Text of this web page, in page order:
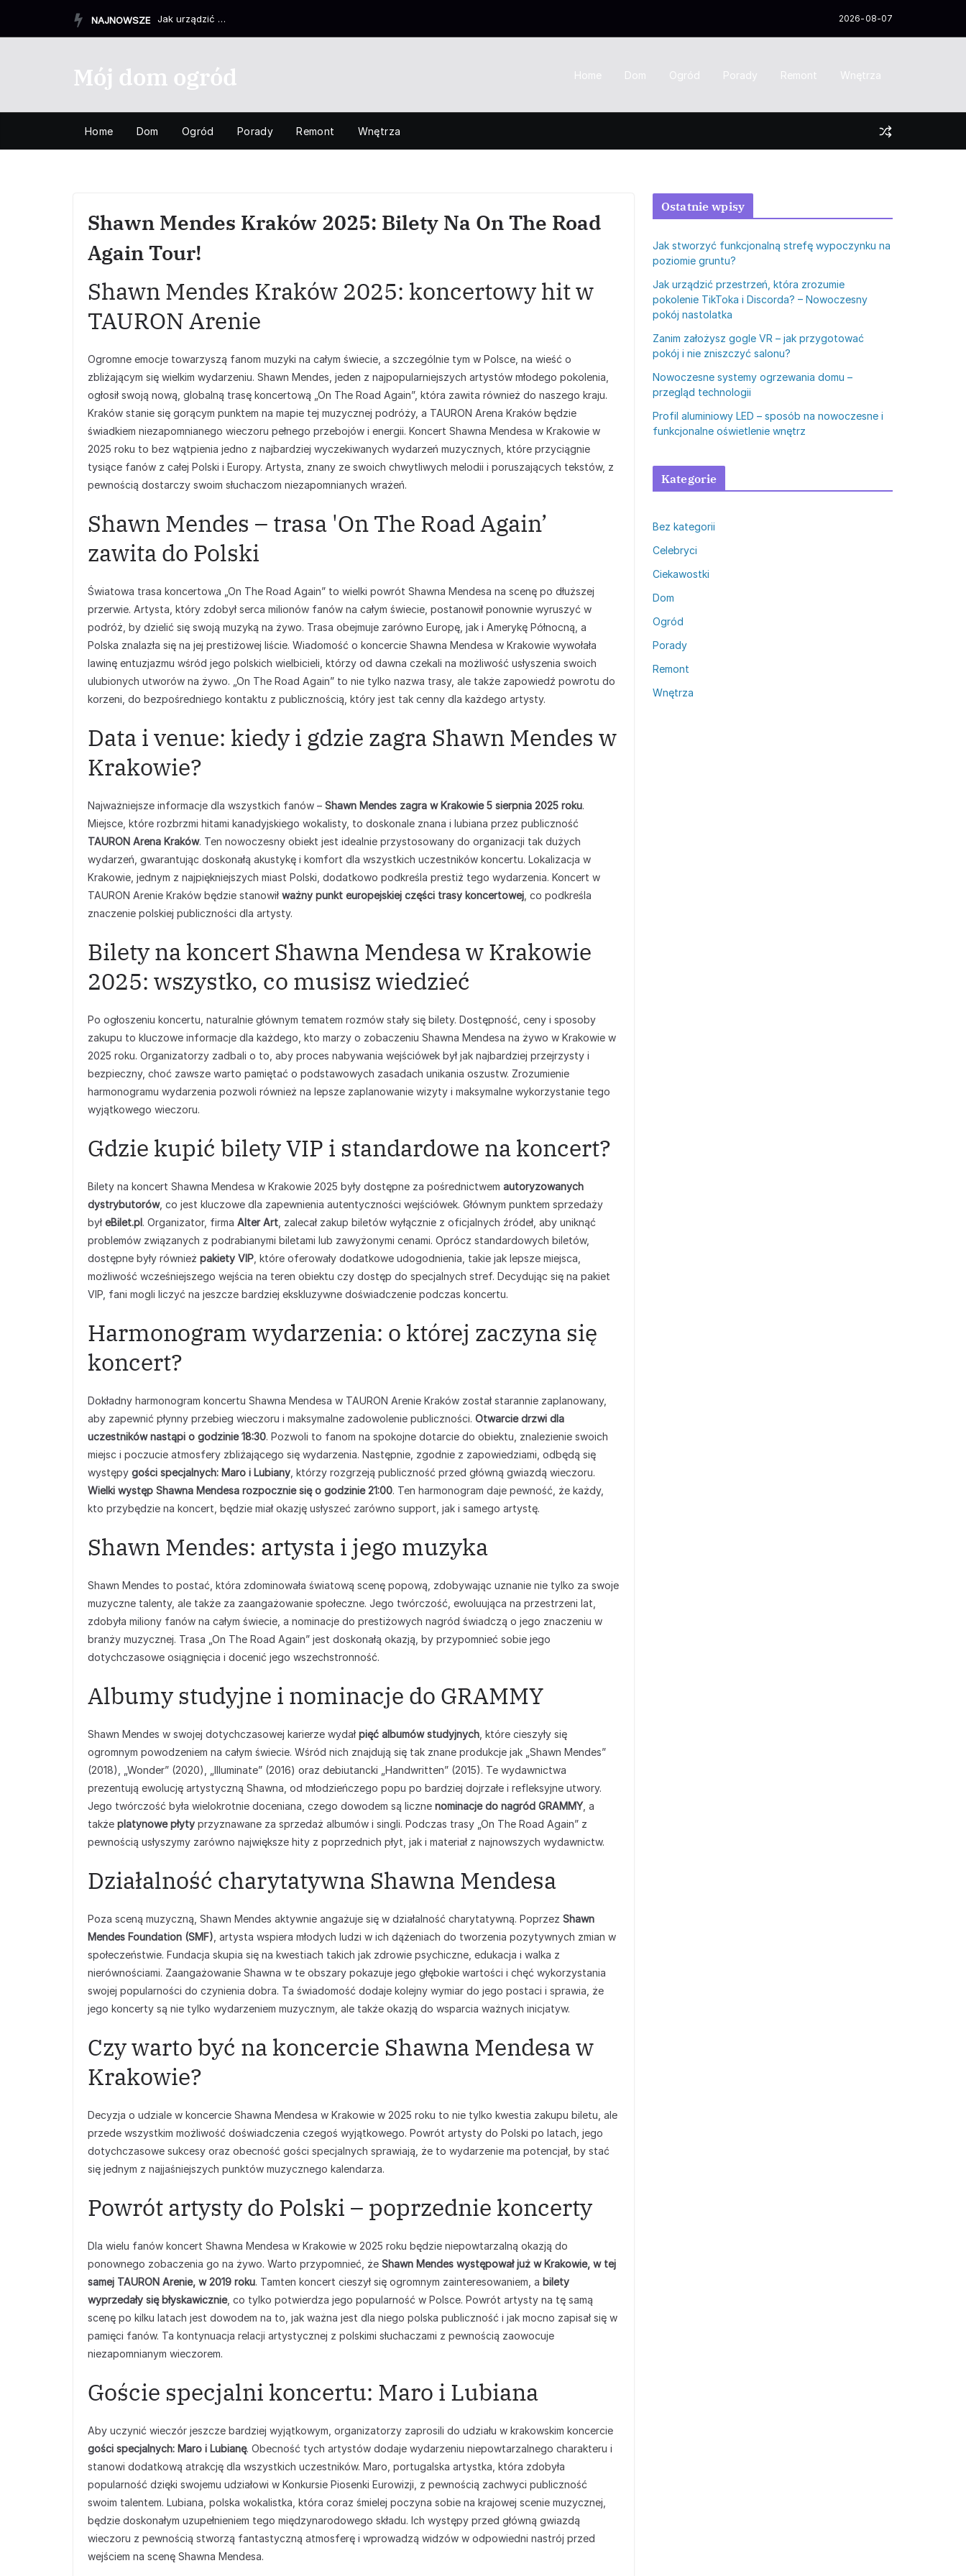
NAJNOWSZE Jak urządzić przestrzeń, która zrozumie pokolenie TikTok... 2026-08-07
Mój dom ogród Home Dom Ogród Porady Remont Wnętrza
Home Dom Ogród Porady Remont Wnętrza
Shawn Mendes Kraków 2025: Bilety Na On The Road
Again Tour!
Shawn Mendes Kraków 2025: koncertowy hit w
TAURON Arenie
Ogromne emocje towarzyszą fanom muzyki na całym świecie, a szczególnie tym w Polsce, na wieść o
zbliżającym się wielkim wydarzeniu. Shawn Mendes, jeden z najpopularniejszych artystów młodego pokolenia,
ogłosił swoją nową, globalną trasę koncertową „On The Road Again”, która zawita również do naszego kraju.
Kraków stanie się gorącym punktem na mapie tej muzycznej podróży, a TAURON Arena Kraków będzie
świadkiem niezapomnianego wieczoru pełnego przebojów i energii. Koncert Shawna Mendesa w Krakowie w
2025 roku to bez wątpienia jedno z najbardziej wyczekiwanych wydarzeń muzycznych, które przyciągnie
tysiące fanów z całej Polski i Europy. Artysta, znany ze swoich chwytliwych melodii i poruszających tekstów, z
pewnością dostarczy swoim słuchaczom niezapomnianych wrażeń.
Shawn Mendes – trasa 'On The Road Again’
zawita do Polski
Światowa trasa koncertowa „On The Road Again” to wielki powrót Shawna Mendesa na scenę po dłuższej
przerwie. Artysta, który zdobył serca milionów fanów na całym świecie, postanowił ponownie wyruszyć w
podróż, by dzielić się swoją muzyką na żywo. Trasa obejmuje zarówno Europę, jak i Amerykę Północną, a
Polska znalazła się na jej prestiżowej liście. Wiadomość o koncercie Shawna Mendesa w Krakowie wywołała
lawinę entuzjazmu wśród jego polskich wielbicieli, którzy od dawna czekali na możliwość usłyszenia swoich
ulubionych utworów na żywo. „On The Road Again” to nie tylko nazwa trasy, ale także zapowiedź powrotu do
korzeni, do bezpośredniego kontaktu z publicznością, który jest tak cenny dla każdego artysty.
Data i venue: kiedy i gdzie zagra Shawn Mendes w
Krakowie?
Najważniejsze informacje dla wszystkich fanów – Shawn Mendes zagra w Krakowie 5 sierpnia 2025 roku.
Miejsce, które rozbrzmi hitami kanadyjskiego wokalisty, to doskonale znana i lubiana przez publiczność
TAURON Arena Kraków. Ten nowoczesny obiekt jest idealnie przystosowany do organizacji tak dużych
wydarzeń, gwarantując doskonałą akustykę i komfort dla wszystkich uczestników koncertu. Lokalizacja w
Krakowie, jednym z najpiękniejszych miast Polski, dodatkowo podkreśla prestiż tego wydarzenia. Koncert w
TAURON Arenie Kraków będzie stanowiłważny punkt europejskiej części trasy koncertowej , co podkreśla
znaczenie polskiej publiczności dla artysty.
Bilety na koncert Shawna Mendesa w Krakowie
2025: wszystko, co musisz wiedzieć
Po ogłoszeniu koncertu, naturalnie głównym tematem rozmów stały się bilety. Dostępność, ceny i sposoby
zakupu to kluczowe informacje dla każdego, kto marzy o zobaczeniu Shawna Mendesa na żywo w Krakowie w
2025 roku. Organizatorzy zadbali o to, aby proces nabywania wejściówek był jak najbardziej przejrzysty i
bezpieczny, choć zawsze warto pamiętać o podstawowych zasadach unikania oszustw. Zrozumienie
harmonogramu wydarzenia pozwoli również na lepsze zaplanowanie wizyty i maksymalne wykorzystanie tego
wyjątkowego wieczoru.
Gdzie kupić bilety VIP i standardowe na koncert?
Bilety na koncert Shawna Mendesa w Krakowie 2025 były dostępne za pośrednictwem autoryzowanych
dystrybutorów, co jest kluczowe dla zapewnienia autentyczności wejściówek. Głównym punktem sprzedaży
byłeBilet.pl. Organizator, firma Alter Art , zalecał zakup biletów wyłącznie z oficjalnych źródeł, aby uniknąć
problemów związanych z podrabianymi biletami lub zawyżonymi cenami. Oprócz standardowych biletów,
dostępne były również pakiety VIP , które oferowały dodatkowe udogodnienia, takie jak lepsze miejsca,
możliwość wcześniejszego wejścia na teren obiektu czy dostęp do specjalnych stref. Decydując się na pakiet
VIP, fani mogli liczyć na jeszcze bardziej ekskluzywne doświadczenie podczas koncertu.
Harmonogram wydarzenia: o której zaczyna się
koncert?
Dokładny harmonogram koncertu Shawna Mendesa w TAURON Arenie Kraków został starannie zaplanowany,
aby zapewnić płynny przebieg wieczoru i maksymalne zadowolenie publiczności. Otwarcie drzwi dla
uczestników nastąpi o godzinie 18:30. Pozwoli to fanom na spokojne dotarcie do obiektu, znalezienie swoich
miejsc i poczucie atmosfery zbliżającego się wydarzenia. Następnie, zgodnie z zapowiedziami, odbędą się
występy gości specjalnych: Maro i Lubiany , którzy rozgrzeją publiczność przed główną gwiazdą wieczoru.
Wielki występ Shawna Mendesa rozpocznie się o godzinie 21:00. Ten harmonogram daje pewność, że każdy,
kto przybędzie na koncert, będzie miał okazję usłyszeć zarówno support, jak i samego artystę.
Shawn Mendes: artysta i jego muzyka
Shawn Mendes to postać, która zdominowała światową scenę popową, zdobywając uznanie nie tylko za swoje
muzyczne talenty, ale także za zaangażowanie społeczne. Jego twórczość, ewoluująca na przestrzeni lat,
zdobyła miliony fanów na całym świecie, a nominacje do prestiżowych nagród świadczą o jego znaczeniu w
branży muzycznej. Trasa „On The Road Again” jest doskonałą okazją, by przypomnieć sobie jego
dotychczasowe osiągnięcia i docenić jego wszechstronność.
Albumy studyjne i nominacje do GRAMMY
Shawn Mendes w swojej dotychczasowej karierze wydałpięć albumów studyjnych , które cieszyły się
ogromnym powodzeniem na całym świecie. Wśród nich znajdują się tak znane produkcje jak „Shawn Mendes”
(2018), „Wonder” (2020), „Illuminate” (2016) oraz debiutancki „Handwritten” (2015). Te wydawnictwa
prezentują ewolucję artystyczną Shawna, od młodzieńczego popu po bardziej dojrzałe i refleksyjne utwory.
Jego twórczość była wielokrotnie doceniana, czego dowodem są liczne nominacje do nagród GRAMMY, a
także platynowe płyty przyznawane za sprzedaż albumów i singli. Podczas trasy „On The Road Again” z
pewnością usłyszymy zarówno największe hity z poprzednich płyt, jak i materiał z najnowszych wydawnictw.
Działalność charytatywna Shawna Mendesa
Poza sceną muzyczną, Shawn Mendes aktywnie angażuje się w działalność charytatywną. Poprzez Shawn
Mendes Foundation (SMF) , artysta wspiera młodych ludzi w ich dążeniach do tworzenia pozytywnych zmian w
społeczeństwie. Fundacja skupia się na kwestiach takich jak zdrowie psychiczne, edukacja i walka z
nierównościami. Zaangażowanie Shawna w te obszary pokazuje jego głębokie wartości i chęć wykorzystania
swojej popularności do czynienia dobra. Ta świadomość dodaje kolejny wymiar do jego postaci i sprawia, że
jego koncerty są nie tylko wydarzeniem muzycznym, ale także okazją do wsparcia ważnych inicjatyw.
Czy warto być na koncercie Shawna Mendesa w
Krakowie?
Decyzja o udziale w koncercie Shawna Mendesa w Krakowie w 2025 roku to nie tylko kwestia zakupu biletu, ale
przede wszystkim możliwość doświadczenia czegoś wyjątkowego. Powrót artysty do Polski po latach, jego
dotychczasowe sukcesy oraz obecność gości specjalnych sprawiają, że to wydarzenie ma potencjał, by stać
się jednym z najjaśniejszych punktów muzycznego kalendarza.
Powrót artysty do Polski – poprzednie koncerty
Dla wielu fanów koncert Shawna Mendesa w Krakowie w 2025 roku będzie niepowtarzalną okazją do
ponownego zobaczenia go na żywo. Warto przypomnieć, że Shawn Mendes występował już w Krakowie, w tej
samej TAURON Arenie, w 2019 roku. Tamten koncert cieszył się ogromnym zainteresowaniem, a bilety
wyprzedały się błyskawicznie, co tylko potwierdza jego popularność w Polsce. Powrót artysty na tę samą
scenę po kilku latach jest dowodem na to, jak ważna jest dla niego polska publiczność i jak mocno zapisał się w
pamięci fanów. Ta kontynuacja relacji artystycznej z polskimi słuchaczami z pewnością zaowocuje
niezapomnianym wieczorem.
Goście specjalni koncertu: Maro i Lubiana
Aby uczynić wieczór jeszcze bardziej wyjątkowym, organizatorzy zaprosili do udziału w krakowskim koncercie
gości specjalnych: Maro i Lubianę. Obecność tych artystów dodaje wydarzeniu niepowtarzalnego charakteru i
stanowi dodatkową atrakcję dla wszystkich uczestników. Maro, portugalska artystka, która zdobyła
popularność dzięki swojemu udziałowi w Konkursie Piosenki Eurowizji, z pewnością zachwyci publiczność
swoim talentem. Lubiana, polska wokalistka, która coraz śmielej poczyna sobie na krajowej scenie muzycznej,
będzie doskonałym uzupełnieniem tego międzynarodowego składu. Ich występy przed główną gwiazdą
wieczoru z pewnością stworzą fantastyczną atmosferę i wprowadzą widzów w odpowiedni nastrój przed
wejściem na scenę Shawna Mendesa.
Ostatnie wpisy
Jak stworzyć funkcjonalną strefę wypoczynku na
poziomie gruntu?
Jak urządzić przestrzeń, która zrozumie
pokolenie TikToka i Discorda? – Nowoczesny
pokój nastolatka
Zanim założysz gogle VR – jak przygotować
pokój i nie zniszczyć salonu?
Nowoczesne systemy ogrzewania domu –
przegląd technologii
Profil aluminiowy LED – sposób na nowoczesne i
funkcjonalne oświetlenie wnętrz
Kategorie
Bez kategorii
Celebryci
Ciekawostki
Dom
Ogród
Porady
Remont
Wnętrza